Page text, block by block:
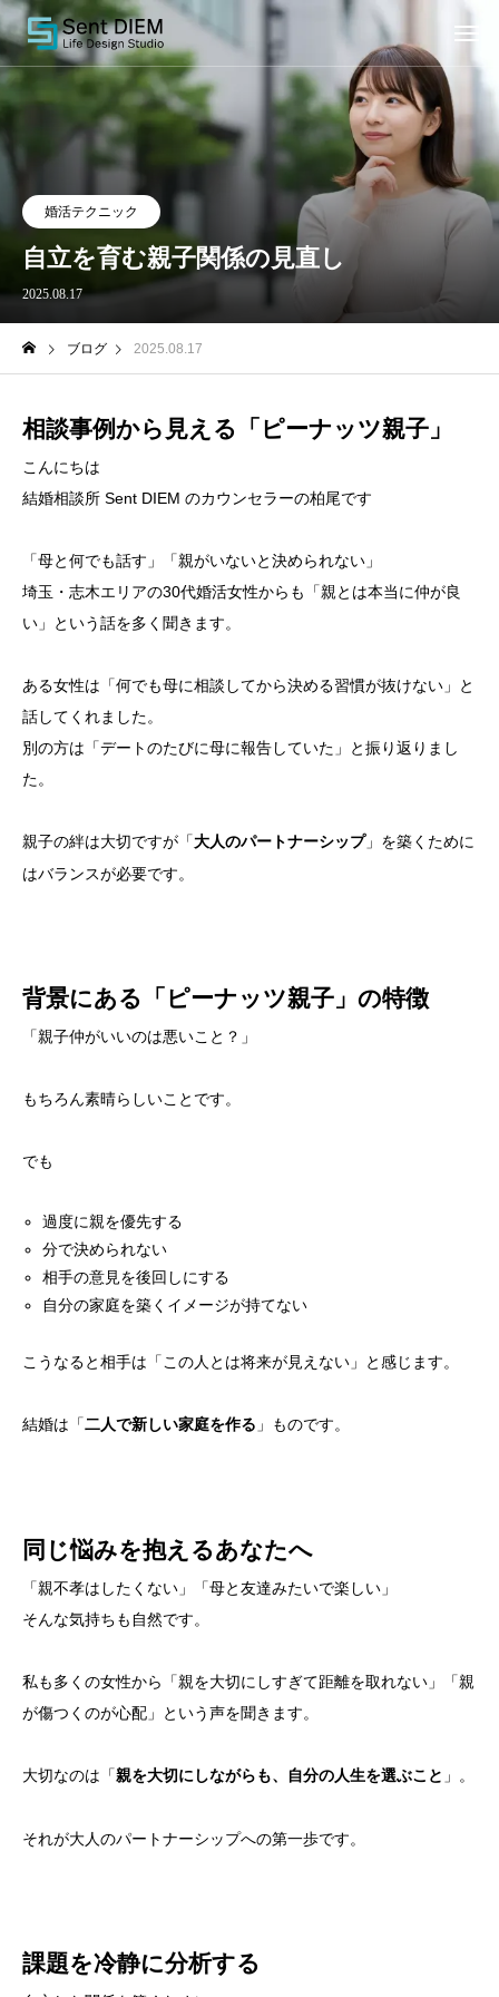
婚活テクニック
自立を育む親子関係の見直し
2025.08.17
ブログ 2025.08.17
相談事例から見える「ピーナッツ親子」
こんにちは
結婚相談所 Sent DIEM のカウンセラーの柏尾です
「母と何でも話す」「親がいないと決められない」
埼玉・志木エリアの30代婚活女性からも「親とは本当に仲が良
い」という話を多く聞きます。
ある女性は「何でも母に相談してから決める習慣が抜けない」と
話してくれました。
別の方は「デートのたびに母に報告していた」と振り返りまし
た。
親子の絆は大切ですが「大人のパートナーシップ」を築くために
はバランスが必要です。
背景にある「ピーナッツ親子」の特徴
「親子仲がいいのは悪いこと？」
もちろん素晴らしいことです。
でも
過度に親を優先する
分で決められない
相手の意見を後回しにする
自分の家庭を築くイメージが持てない
こうなると相手は「この人とは将来が見えない」と感じます。
結婚は「二人で新しい家庭を作る 」ものです。
同じ悩みを抱えるあなたへ
「親不孝はしたくない」「母と友達みたいで楽しい」
そんな気持ちも自然です。
私も多くの女性から「親を大切にしすぎて距離を取れない」「親
が傷つくのが心配」という声を聞きます。
大切なのは「親を大切にしながらも、自分の人生を選ぶこと 」。
それが大人のパートナーシップへの第一歩です。
課題を冷静に分析する